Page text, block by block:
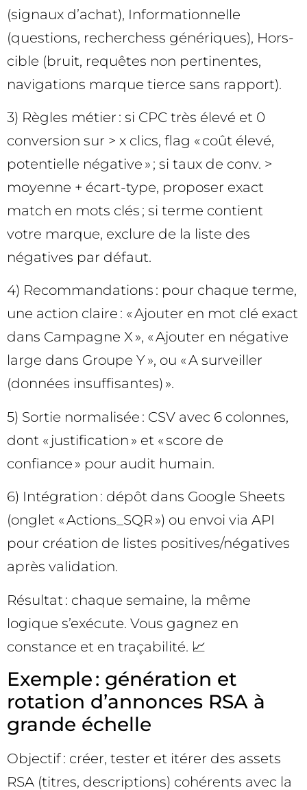
(signaux d’achat), Informationnelle
(questions, recherchess génériques), Hors-
cible (bruit, requêtes non pertinentes,
navigations marque tierce sans rapport).
3) Règles métier : si CPC très élevé et 0
conversion sur > x clics, flag « coût élevé,
potentielle négative » ; si taux de conv. >
moyenne + écart-type, proposer exact
match en mots clés ; si terme contient
votre marque, exclure de la liste des
négatives par défaut.
4) Recommandations : pour chaque terme,
une action claire : « Ajouter en mot clé exact
dans Campagne X », « Ajouter en négative
large dans Groupe Y », ou « A surveiller
(données insuffisantes) ».
5) Sortie normalisée : CSV avec 6 colonnes,
dont « justification » et « score de
confiance » pour audit humain.
6) Intégration : dépôt dans Google Sheets
(onglet « Actions_SQR ») ou envoi via API
pour création de listes positives/négatives
après validation.
Résultat : chaque semaine, la même
logique s’exécute. Vous gagnez en
constance et en traçabilité. 📈
Exemple : génération et
rotation d’annonces RSA à
grande échelle
Objectif : créer, tester et itérer des assets
RSA (titres, descriptions) cohérents avec la